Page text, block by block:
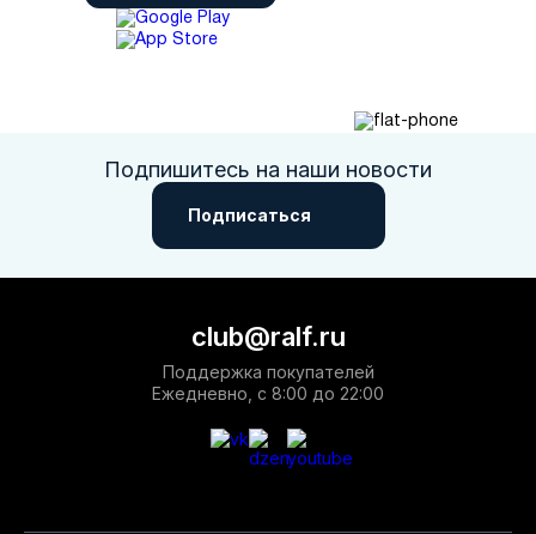
Подпишитесь на наши новости
Подписаться
club@ralf.ru
Поддержка покупателей
Ежедневно, с 8:00 до 22:00